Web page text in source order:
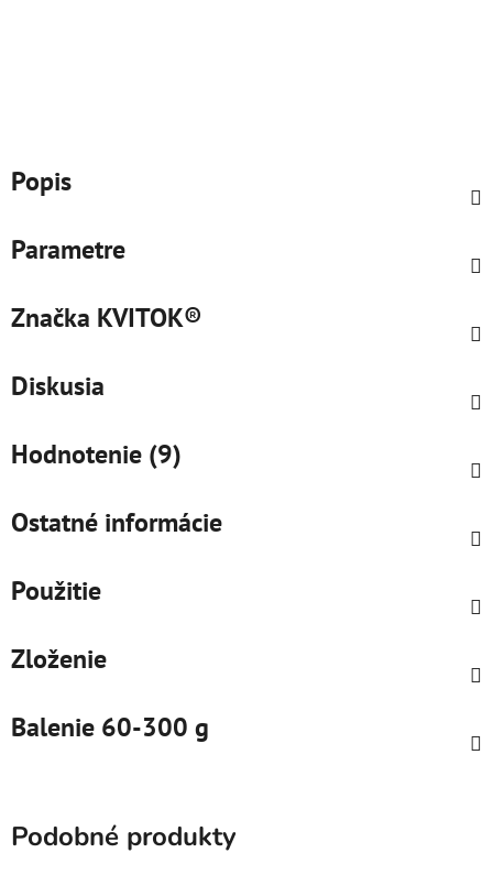
Popis
Parametre
Značka KVITOK®
Diskusia
Hodnotenie (9)
Ostatné informácie
Použitie
Zloženie
Balenie 60-300 g
Podobné produkty